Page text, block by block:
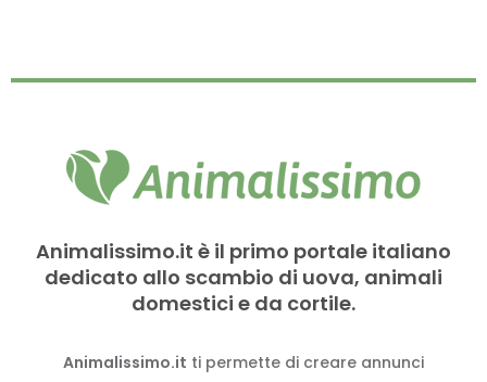
Animalissimo.it è il primo portale italiano
dedicato allo scambio di uova, animali
domestici e da cortile.
Animalissimo.it ti permette di creare annunci